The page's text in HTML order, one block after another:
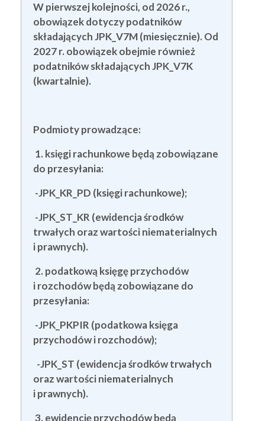
W pierwszej kolejności, od 2026 r.,
obowiązek dotyczy podatników
składających JPK_V7M (miesięcznie). Od
2027 r. obowiązek obejmie również
podatników składających JPK_V7K
(kwartalnie).
Podmioty prowadzące:
1. księgi rachunkowe będą zobowiązane
do przesyłania:
-JPK_KR_PD (księgi rachunkowe);
-JPK_ST_KR (ewidencja środków
trwałych oraz wartości niematerialnych
i prawnych).
2. podatkową księgę przychodów
i rozchodów będą zobowiązane do
przesyłania:
-JPK_PKPIR (podatkowa księga
przychodów i rozchodów);
-JPK_ST (ewidencja środków trwałych
oraz wartości niematerialnych
i prawnych).
3. ewidencję przychodów będą